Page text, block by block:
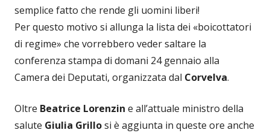
semplice fatto che rende gli uomini liberi!
Per questo motivo si allunga la lista dei «boicottatori
di regime» che vorrebbero veder saltare la
conferenza stampa di domani 24 gennaio alla
Camera dei Deputati, organizzata dal Corvelva.
Oltre Beatrice Lorenzin e all’attuale ministro della
salute Giulia Grillosi è aggiunta in queste ore anche